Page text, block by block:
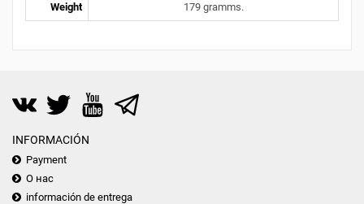
Weight 179 gramms.
INFORMACIÓN
Payment
О нас
información de entrega